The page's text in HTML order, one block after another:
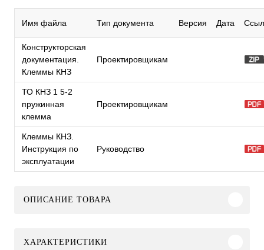
Имя файла Тип документа Версия Дата
Конструкторская
документация.
Клеммы КНЗ
Проектировщикам
ТО КНЗ 1 5-2
пружинная
клемма
Проектировщикам
Клеммы КНЗ.
Инструкция по
эксплуатации
Руководство
ОПИСАНИЕ ТОВАРА
ХАРАКТЕРИСТИКИ